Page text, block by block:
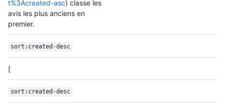
t%3Acreated-asc) classe les
avis les plus anciens en
premier.
sort:created-desc
[
sort:created-desc